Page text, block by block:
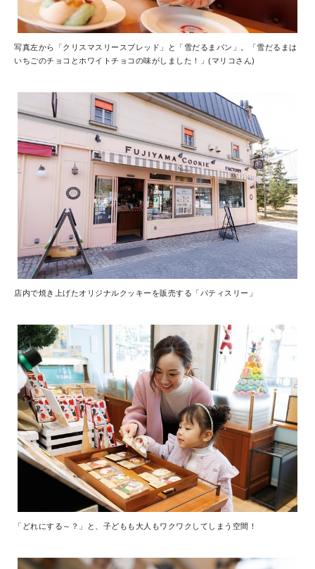
写真左から「クリスマスリースブレッド」と「雪だるまパン」。「雪だるまは
いちごのチョコとホワイトチョコの味がしました！」(マリコさん)
店内で焼き上げたオリジナルクッキーを販売する「パティスリー」
「どれにする～？」と、子どもも大人もワクワクしてしまう空間！